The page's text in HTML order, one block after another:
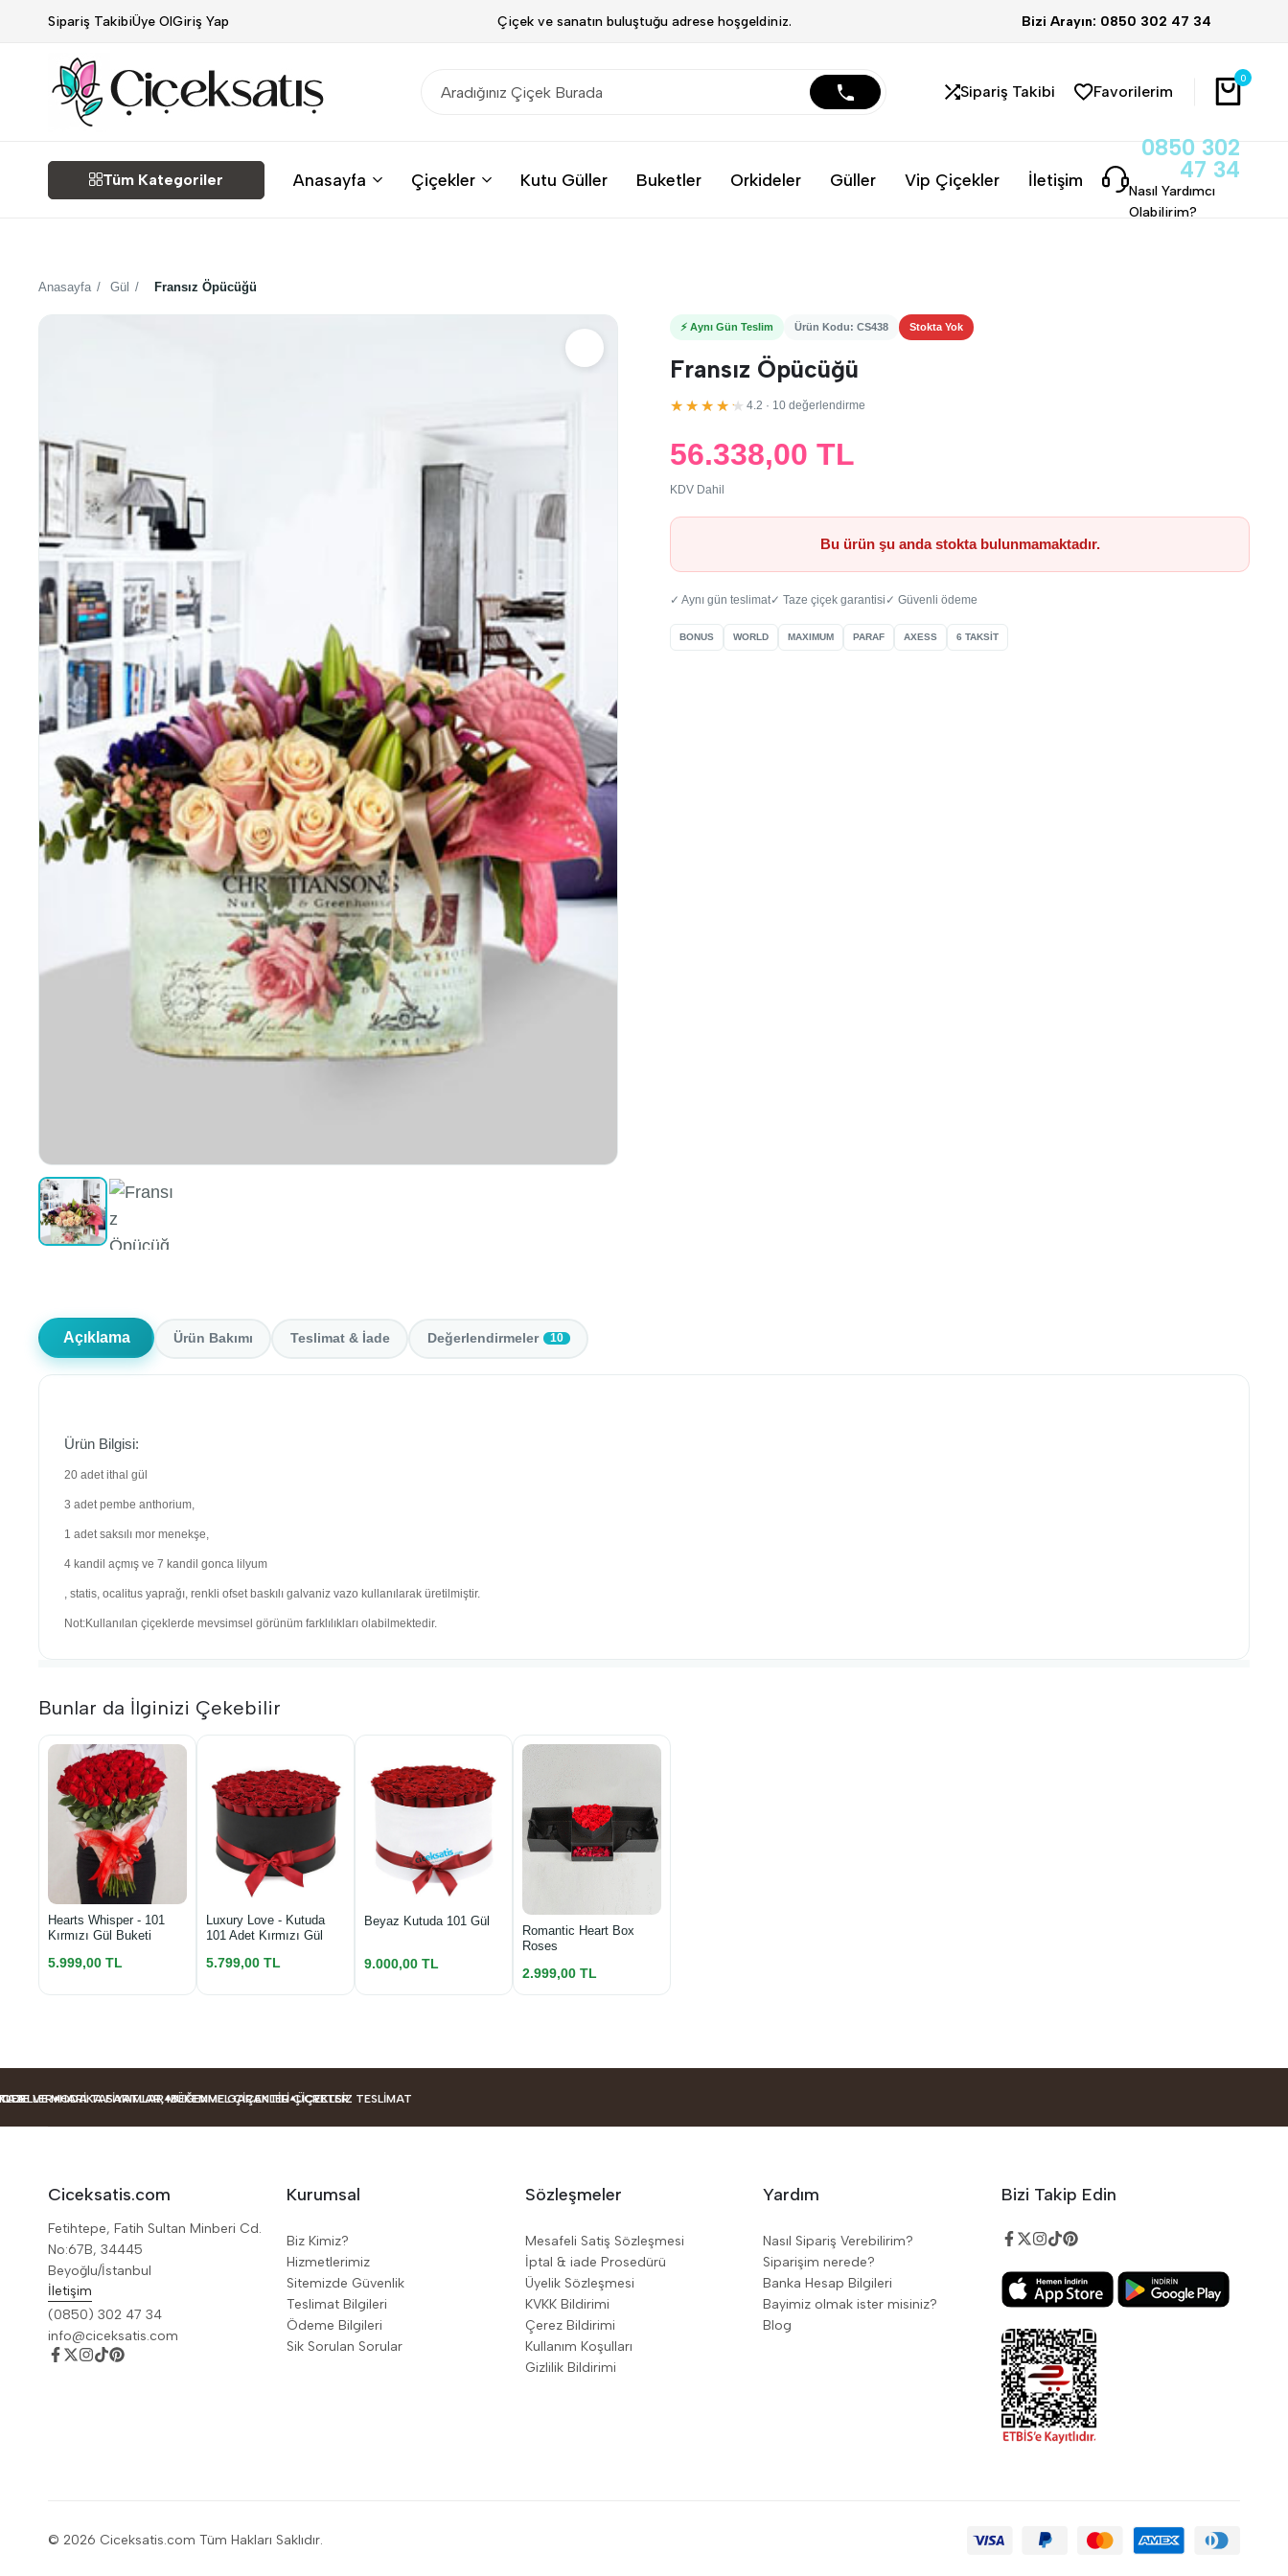
Sipariş TakibiÜye OlGiriş Yap Çiçek ve sanatın buluştuğu adrese hoşgeldiniz. Bizi Arayın: 0850 302 47 34
Çiçek
Satış
Sipariş Takibi Favorilerim
0
Tüm Kategoriler Anasayfa Çiçekler Kutu Güller Buketler Orkideler Güller Vip Çiçekler İletişim
0850 302
47 34
Nasıl Yardımcı
Olabilirim?
Anasayfa / Gül / Fransız Öpücüğü
⚡ Aynı Gün Teslim Ürün Kodu: CS438 Stokta Yok
Fransız Öpücüğü
★★★★★ 4.2 · 10 değerlendirme
56.338,00 TL
KDV Dahil
Bu ürün şu anda stokta bulunmamaktadır.
✓ Aynı gün teslimat✓ Taze çiçek garantisi ✓ Güvenli ödeme
BONUS WORLD MAXIMUM PARAF AXESS 6 TAKSİT
Açıklama Ürün Bakımı Teslimat & İade Değerlendirmeler 10
Ürün Bilgisi:
20 adet ithal gül
3 adet pembe anthorium,
1 adet saksılı mor menekşe,
4 kandil açmış ve 7 kandil gonca lilyum
, statis, ocalitus yaprağı, renkli ofset baskılı galvaniz vazo kullanılarak üretilmiştir.
Not:Kullanılan çiçeklerde mevsimsel görünüm farklılıkları olabilmektedir.
Bunlar da İlginizi Çekebilir
Hearts Whisper - 101
Kırmızı Gül Buketi
5.999,00 TL
Luxury Love - Kutuda
101 Adet Kırmızı Gül
5.799,00 TL
Beyaz Kutuda 101 Gül
9.000,00 TL
Romantic Heart Box
Roses
2.999,00 TL
HARIKA FIYATLAR, MÜKEMMEL ÇIÇEKLER ÜCRETSIZ TESLIMAT
MODA TASARIMLAR BEĞENME GARANTILI ÇIÇEKLER
Ciceksatis.com
Fetihtepe, Fatih Sultan Minberi Cd.
No:67B, 34445
Beyoğlu/İstanbul
İletişim
(0850) 302 47 34
info@ciceksatis.com
Kurumsal
Biz Kimiz?
Hizmetlerimiz
Sitemizde Güvenlik
Teslimat Bilgileri
Ödeme Bilgileri
Sik Sorulan Sorular
Sözleşmeler
Mesafeli Satiş Sözleşmesi
İptal & iade Prosedürü
Üyelik Sözleşmesi
KVKK Bildirimi
Çerez Bildirimi
Kullanım Koşulları
Gizlilik Bildirimi
Yardım
Nasıl Sipariş Verebilirim?
Siparişim nerede?
Banka Hesap Bilgileri
Bayimiz olmak ister misiniz?
Blog
Bizi Takip Edin
© 2026 Ciceksatis.com Tüm Hakları Saklıdır.